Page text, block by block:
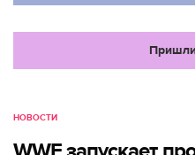
НОВОСТИ